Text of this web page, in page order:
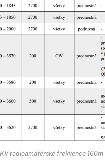
KV radioamatérské frekvence 160m